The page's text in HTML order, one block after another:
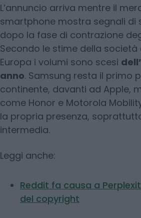
L’annuncio arriva mentre il
smartphone mostra segnali di
dopo la fase di contrazione
Secondo le stime della società
Europa i volumi sono scesi
anno. Samsung resta il primo
continente, davanti ad Apple,
come Honor e Motorola
la propria presenza,
intermedia.
Leggi anche:
Reddit fa causa a
del copyright